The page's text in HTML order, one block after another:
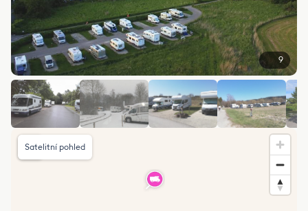
9
Satelitní pohled